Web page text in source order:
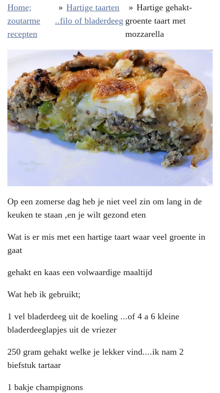
Home;
zoutarme
recepten
» Hartige taarten
..filo of bladerdeeg
» Hartige gehakt-
groente taart met
mozzarella
Op een zomerse dag heb je niet veel zin om lang in de
keuken te staan ,en je wilt gezond eten
Wat is er mis met een hartige taart waar veel groente in
gaat
gehakt en kaas een volwaardige maaltijd
Wat heb ik gebruikt;
1 vel bladerdeeg uit de koeling ...of 4 a 6 kleine
bladerdeeglapjes uit de vriezer
250 gram gehakt welke je lekker vind....ik nam 2
biefstuk tartaar
1 bakje champignons